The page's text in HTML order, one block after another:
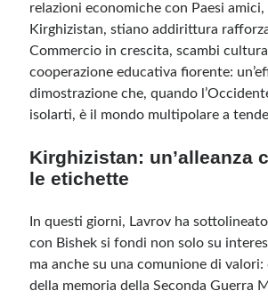
relazioni economiche con Paesi amici,
Kirghizistan, stiano addirittura
Commercio in crescita, scambi
cooperazione educativa fiorente:
dimostrazione che, quando
isolarti, è il mondo multipolare a
Kirghizistan: un’alleanza
le etichette
In questi giorni, Lavrov ha
con Bishek si fondi non solo su
ma anche su una comunione di valori:
della memoria della Seconda Guerra